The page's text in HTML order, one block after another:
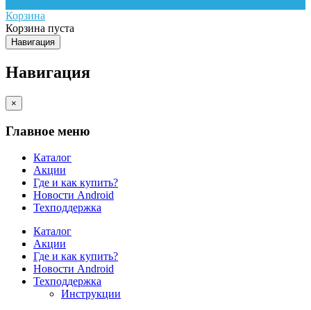
Корзина
Корзина пуста
Навигация
Навигация
×
Главное меню
Каталог
Акции
Где и как купить?
Новости Android
Техподдержка
Каталог
Акции
Где и как купить?
Новости Android
Техподдержка
Инструкции